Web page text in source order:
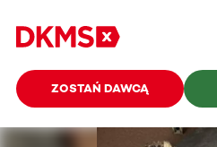
ZOSTAŃ DAWCĄ